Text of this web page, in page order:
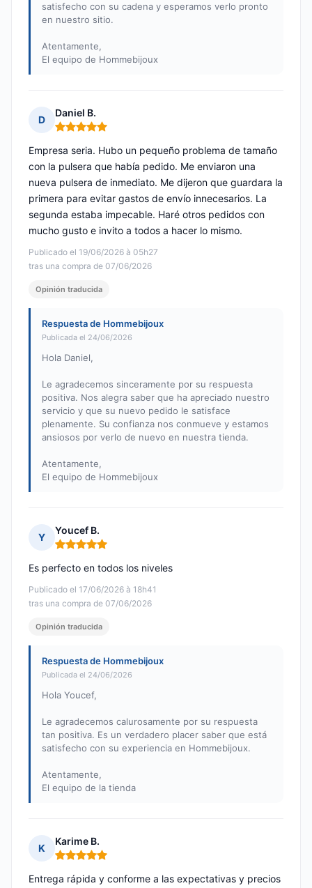
satisfecho con su cadena y esperamos verlo pronto
en nuestro sitio.
Atentamente,
El equipo de Hommebijoux
D
Daniel B.
Nota: 5 de 5
Publicado el 19/06/2026 à 05h27
tras una compra de 07/06/2026
Empresa seria. Hubo un pequeño problema de tamaño
con la pulsera que había pedido. Me enviaron una
nueva pulsera de inmediato. Me dijeron que guardara la
primera para evitar gastos de envío innecesarios. La
segunda estaba impecable. Haré otros pedidos con
mucho gusto e invito a todos a hacer lo mismo.
Opinión traducida
Respuesta de Hommebijoux
Publicada el 24/06/2026
Hola Daniel,
Le agradecemos sinceramente por su respuesta
positiva. Nos alegra saber que ha apreciado nuestro
servicio y que su nuevo pedido le satisface
plenamente. Su confianza nos conmueve y estamos
ansiosos por verlo de nuevo en nuestra tienda.
Atentamente,
El equipo de Hommebijoux
Y
Youcef B.
Nota: 5 de 5
Publicado el 17/06/2026 à 18h41
tras una compra de 07/06/2026
Es perfecto en todos los niveles
Opinión traducida
Respuesta de Hommebijoux
Publicada el 24/06/2026
Hola Youcef,
Le agradecemos calurosamente por su respuesta
tan positiva. Es un verdadero placer saber que está
satisfecho con su experiencia en Hommebijoux.
Atentamente,
El equipo de la tienda
K
Karime B.
Nota: 5 de 5
Entrega rápida y conforme a las expectativas y precios